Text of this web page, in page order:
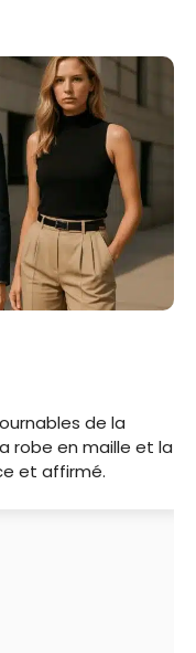
de la
robe en maille et la
et affirmé.